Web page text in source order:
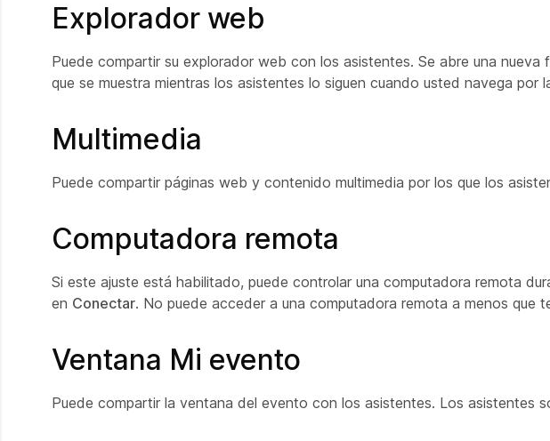
Explorador web
Puede compartir su explorador web con los asistentes. Se abre una
que se muestra mientras los asistentes lo siguen cuando usted navega por
Multimedia
Puede compartir páginas web y contenido multimedia por los que los
Computadora remota
Si este ajuste está habilitado, puede controlar una computadora remota
en Conectar. No puede acceder a una computadora remota a menos que
Ventana Mi evento
Puede compartir la ventana del evento con los asistentes. Los asistentes